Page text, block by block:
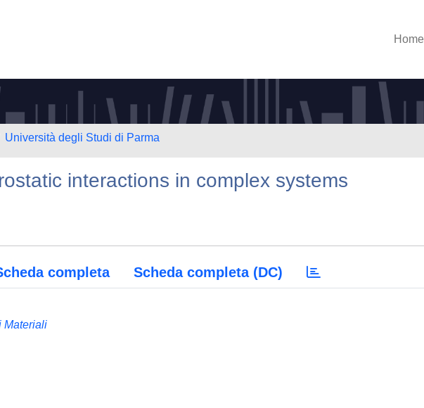
Home
Università degli Studi di Parma
interactions in complex systems
completa Scheda completa (DC)
Materiali